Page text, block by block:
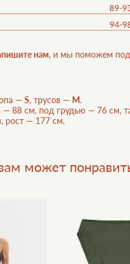
нам, и мы поможем
— S, трусов — M.
— 88 см, под грудью — 76 см,
рост — 177 см.
может